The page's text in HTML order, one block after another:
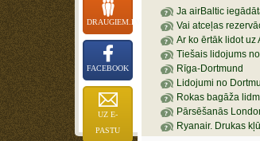
Ja airBaltic
Vai atceļas
Ar ko ērtāk lidot uz
Tiešais lidojums
Rīga-Dortmund
Lidojumi no
Rokas bagāža
Pārsēšanās
Ryanair. Drukas
DRAUGIEM.LV
FACEBOOK
UZ E-
PASTU